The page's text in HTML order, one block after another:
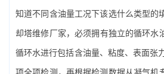
知道不同含油量工况下该选什么类型的
却塔维修厂家‌，必须拥有独立的循环水
循环水进行包括含油量、粘度、表面张
项全项检测，再根据检测数据从凝气机